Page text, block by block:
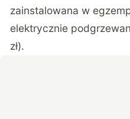
zainstalowana w
elektrycznie
zł).